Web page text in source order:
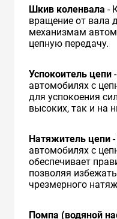
Шкив коленвала -
вращение от вала
механизмам
цепную передачу.
Успокоитель цепи
автомобилях с
для успокоения
высоких, так и на
Натяжитель цепи
автомобилях с
обеспечивает
позволяя
чрезмерного
Помпа (водяной